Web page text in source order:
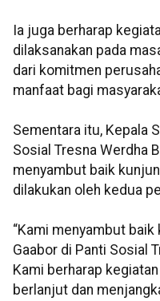
Ia juga berharap
dilaksanakan pada
dari komitmen
manfaat bagi
Sementara itu, Kepala
Sosial Tresna Werdha
menyambut baik
dilakukan oleh kedua
“Kami menyambut
Gaabor di Panti Sosial
Kami berharap
berlanjut dan